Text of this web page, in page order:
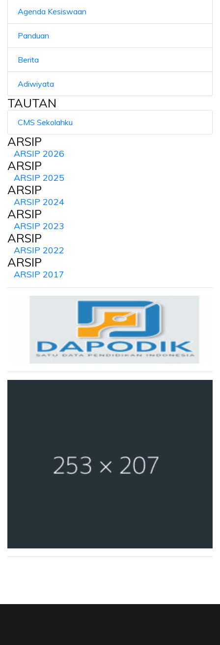
Agenda Kesiswaan
Panduan
Berita
Adiwiyata
TAUTAN
CMS Sekolahku
ARSIP
ARSIP 2026
ARSIP
ARSIP 2025
ARSIP
ARSIP 2024
ARSIP
ARSIP 2023
ARSIP
ARSIP 2022
ARSIP
ARSIP 2017